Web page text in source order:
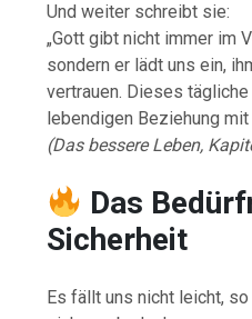
Und weiter schreibt sie:
„Gott gibt nicht immer im
sondern er lädt uns ein,
vertrauen. Dieses
lebendigen Beziehung mit
(Das bessere Leben,
Das
Sicherheit
Es fällt uns nicht leicht,